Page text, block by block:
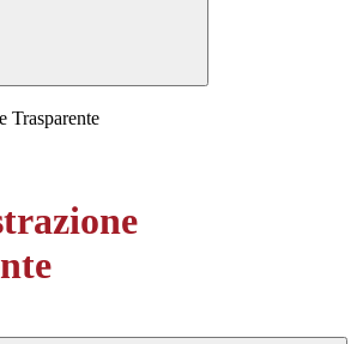
Trasparente